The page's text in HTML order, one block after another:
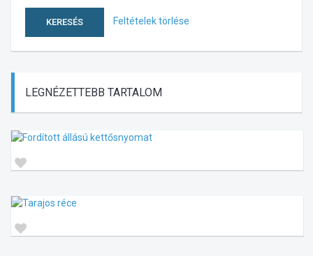
KERESÉS Feltételek törlése
LEGNÉZETTEBB TARTALOM